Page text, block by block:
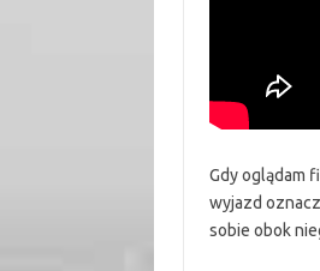
Gdy oglądam
wyjazd
sobie obok